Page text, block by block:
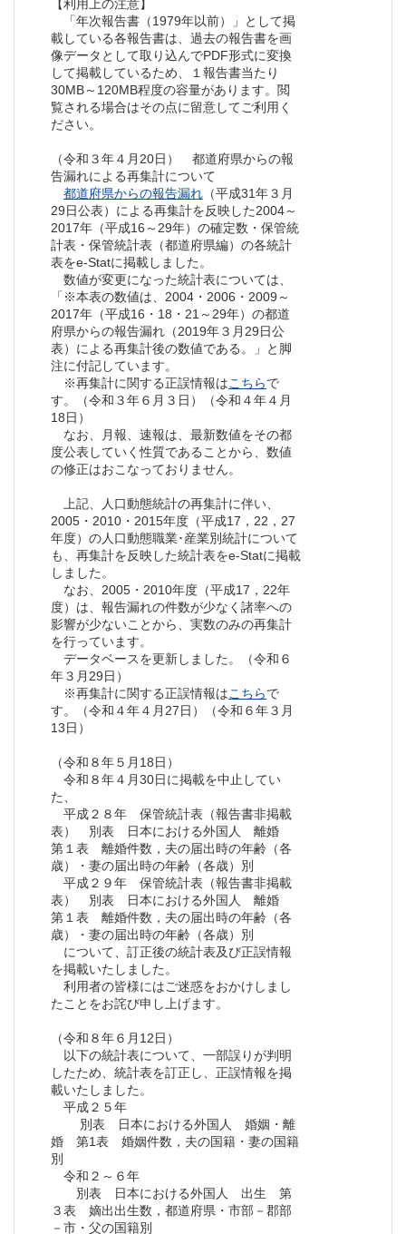
【利用上の注意】
「年次報告書（1979年以前）」として掲
載している各報告書は、過去の報告書を画
像データとして取り込んでPDF形式に変換
して掲載しているため、１報告書当たり
30MB～120MB程度の容量があります。閲
覧される場合はその点に留意してご利用く
ださい。
（令和３年４月20日） 都道府県からの報
告漏れによる再集計について
都道府県からの報告漏れ （平成31年３月
29日公表）による再集計を反映した2004～
2017年（平成16～29年）の確定数・保管統
計表・保管統計表（都道府県編）の各統計
表をe-Statに掲載しました。
数値が変更になった統計表については、
「※本表の数値は、2004・2006・2009～
2017年（平成16・18・21～29年）の都道
府県からの報告漏れ（2019年３月29日公
表）による再集計後の数値である。」と脚
注に付記しています。
※再集計に関する正誤情報はこちらで
す。（令和３年６月３日）（令和４年４月
18日）
なお、月報、速報は、最新数値をその都
度公表していく性質であることから、数値
の修正はおこなっておりません。
上記、人口動態統計の再集計に伴い、
2005・2010・2015年度（平成17，22，27
年度）の人口動態職業･産業別統計について
も、再集計を反映した統計表をe-Statに掲載
しました。
なお、2005・2010年度（平成17，22年
度）は、報告漏れの件数が少なく諸率への
影響が少ないことから、実数のみの再集計
を行っています。
データベースを更新しました。（令和６
年３月29日）
※再集計に関する正誤情報はこちらで
す。（令和４年４月27日）（令和６年３月
13日）
（令和８年５月18日）
令和８年４月30日に掲載を中止してい
た、
平成２８年 保管統計表（報告書非掲載
表） 別表 日本における外国人 離婚
第１表 離婚件数，夫の届出時の年齢（各
歳）・妻の届出時の年齢（各歳）別
平成２９年 保管統計表（報告書非掲載
表） 別表 日本における外国人 離婚
第１表 離婚件数，夫の届出時の年齢（各
歳）・妻の届出時の年齢（各歳）別
について、訂正後の統計表及び正誤情報
を掲載いたしました。
利用者の皆様にはご迷惑をおかけしまし
たことをお詫び申し上げます。
（令和８年６月12日）
以下の統計表について、一部誤りが判明
したため、統計表を訂正し、正誤情報を掲
載いたしました。
平成２５年
別表 日本における外国人 婚姻・離
婚 第1表 婚姻件数，夫の国籍・妻の国籍
別
令和２～６年
別表 日本における外国人 出生 第
３表 嫡出出生数，都道府県・市部－郡部
－市・父の国籍別